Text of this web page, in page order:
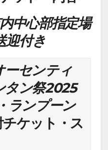
中心部指定場
迎付き
ーセンティ
タン祭2025
ランプーン
ケット ・ ス